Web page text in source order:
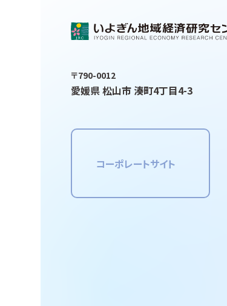
〒790-0012
愛媛県 松山市 湊町4丁目4-3
コーポレートサイト